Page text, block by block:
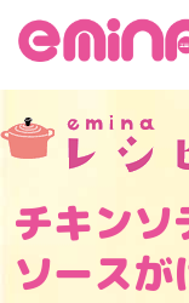
キ
ッ
チキンソ
ソースが